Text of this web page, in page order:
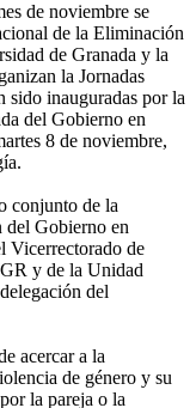
de noviembre se
de la Eliminación
de Granada y la
la Jornadas
sido inauguradas por la
del Gobierno en
8 de noviembre,
conjunto de la
del Gobierno en
Vicerrectorado de
y de la Unidad
del
acercar a la
de género y su
la pareja o la